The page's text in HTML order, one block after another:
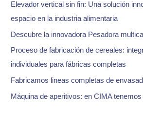
p
o
r
:
Elevador vertical sin fin: Una solución
espacio en la industria alimentaria
Descubre la innovadora Pesadora
Proceso de fabricación de cereales:
individuales para fábricas completas
Fabricamos lineas completas de
Máquina de aperitivos: en CIMA